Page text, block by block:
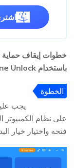
خطوات إيقاف حماية
باستخدام UltFone iPhone Unlock:
الخطوة
على نظام الكمبيوتر
فتحه واختيار خيار